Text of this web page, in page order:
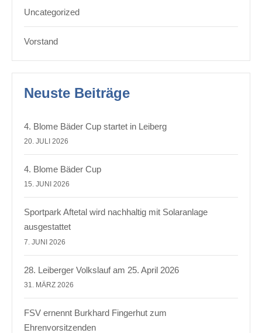
Uncategorized
Vorstand
Neuste Beiträge
4. Blome Bäder Cup startet in Leiberg
20. JULI 2026
4. Blome Bäder Cup
15. JUNI 2026
Sportpark Aftetal wird nachhaltig mit Solaranlage
ausgestattet
7. JUNI 2026
28. Leiberger Volkslauf am 25. April 2026
31. MÄRZ 2026
FSV ernennt Burkhard Fingerhut zum
Ehrenvorsitzenden